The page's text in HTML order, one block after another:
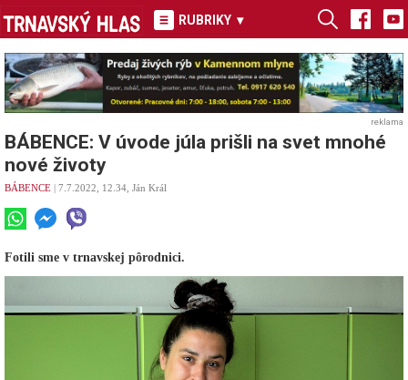
RUBRIKY ▾
reklama
BÁBENCE: V úvode júla prišli na svet mnohé
nové životy
BÁBENCE | 7.7.2022, 12.34, Ján Král
Fotili sme v trnavskej pôrodnici.